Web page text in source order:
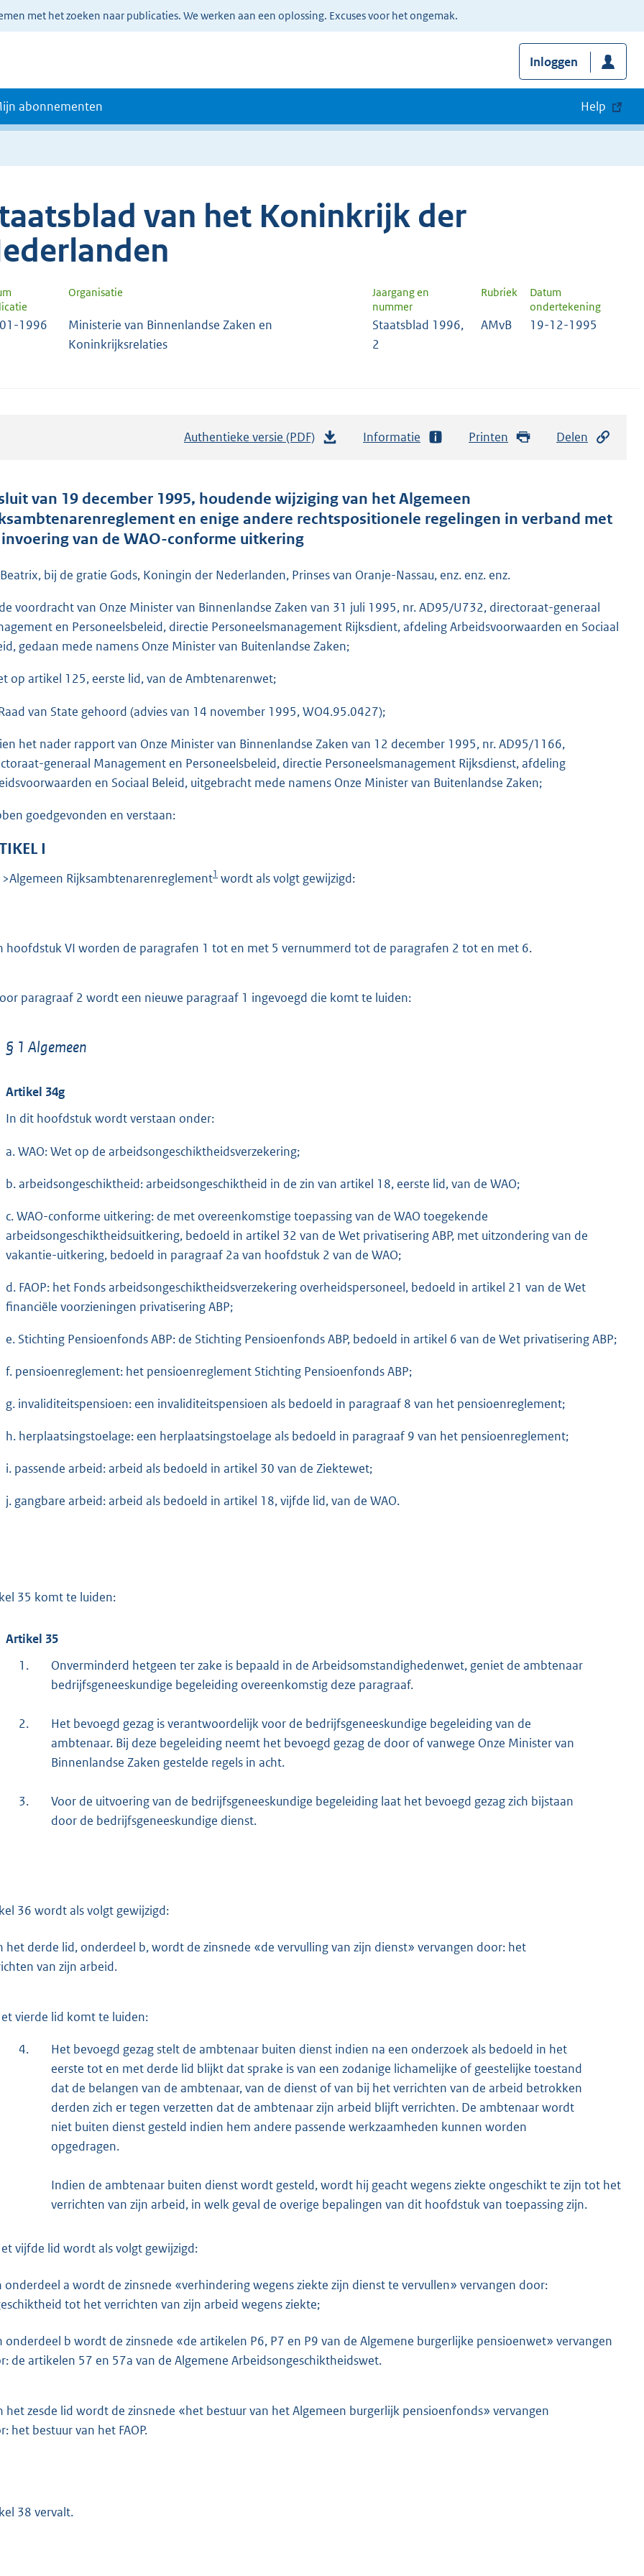
met het zoeken naar publicaties. We werken aan een oplossing. Excuses voor het ongemak.
Inloggen
abonnementen Help
van het Koninkrijk der
Organisatie
Jaargang en
nummer
Rubriek
Datum
ondertekening
1996
Ministerie van Binnenlandse Zaken en
Koninkrijksrelaties
Staatsblad 1996,
2
AMvB 19-12-1995
Authentieke versie (PDF)
t
a
s
r
o
o
e
1
1
8
Informatie Printen Delen
van 19 december 1995, houdende wijziging van het Algemeen
en enige andere rechtspositionele regelingen in verband met
van de WAO-conforme uitkering
bij de gratie Gods, Koningin der Nederlanden, Prinses van Oranje-Nassau, enz. enz. enz.
voordracht van Onze Minister van Binnenlandse Zaken van 31 juli 1995, nr. AD95/U732, directoraat-generaal
en Personeelsbeleid, directie Personeelsmanagement Rijksdient, afdeling Arbeidsvoorwaarden en Sociaal
gedaan mede namens Onze Minister van Buitenlandse Zaken;
op artikel 125, eerste lid, van de Ambtenarenwet;
van State gehoord (advies van 14 november 1995, WO4.95.0427);
het nader rapport van Onze Minister van Binnenlandse Zaken van 12 december 1995, nr. AD95/1166,
generaal Management en Personeelsbeleid, directie Personeelsmanagement Rijksdienst, afdeling
en Sociaal Beleid, uitgebracht mede namens Onze Minister van Buitenlandse Zaken;
goedgevonden en verstaan:
I
Rijksambtenarenreglement1 wordt als volgt gewijzigd:
hoofdstuk VI worden de paragrafen 1 tot en met 5 vernummerd tot de paragrafen 2 tot en met 6.
paragraaf 2 wordt een nieuwe paragraaf 1 ingevoegd die komt te luiden:
§ 1 Algemeen
Artikel 34g
In dit hoofdstuk wordt verstaan onder:
a. WAO: Wet op de arbeidsongeschiktheidsverzekering;
b. arbeidsongeschiktheid: arbeidsongeschiktheid in de zin van artikel 18, eerste lid, van de WAO;
c. WAO-conforme uitkering: de met overeenkomstige toepassing van de WAO toegekende
arbeidsongeschiktheidsuitkering, bedoeld in artikel 32 van de Wet privatisering ABP, met uitzondering van de
vakantie-uitkering, bedoeld in paragraaf 2a van hoofdstuk 2 van de WAO;
d. FAOP: het Fonds arbeidsongeschiktheidsverzekering overheidspersoneel, bedoeld in artikel 21 van de Wet
financiële voorzieningen privatisering ABP;
e. Stichting Pensioenfonds ABP: de Stichting Pensioenfonds ABP, bedoeld in artikel 6 van de Wet privatisering ABP;
f. pensioenreglement: het pensioenreglement Stichting Pensioenfonds ABP;
g. invaliditeitspensioen: een invaliditeitspensioen als bedoeld in paragraaf 8 van het pensioenreglement;
h. herplaatsingstoelage: een herplaatsingstoelage als bedoeld in paragraaf 9 van het pensioenreglement;
i. passende arbeid: arbeid als bedoeld in artikel 30 van de Ziektewet;
j. gangbare arbeid: arbeid als bedoeld in artikel 18, vijfde lid, van de WAO.
35 komt te luiden:
Artikel 35
1.
Onverminderd hetgeen ter zake is bepaald in de Arbeidsomstandighedenwet, geniet de ambtenaar
bedrijfsgeneeskundige begeleiding overeenkomstig deze paragraaf.
2.
Het bevoegd gezag is verantwoordelijk voor de bedrijfsgeneeskundige begeleiding van de
ambtenaar. Bij deze begeleiding neemt het bevoegd gezag de door of vanwege Onze Minister van
Binnenlandse Zaken gestelde regels in acht.
3.
Voor de uitvoering van de bedrijfsgeneeskundige begeleiding laat het bevoegd gezag zich bijstaan
door de bedrijfsgeneeskundige dienst.
36 wordt als volgt gewijzigd:
het derde lid, onderdeel b, wordt de zinsnede «de vervulling van zijn dienst» vervangen door: het
van zijn arbeid.
vierde lid komt te luiden:
4.
Het bevoegd gezag stelt de ambtenaar buiten dienst indien na een onderzoek als bedoeld in het
eerste tot en met derde lid blijkt dat sprake is van een zodanige lichamelijke of geestelijke toestand
dat de belangen van de ambtenaar, van de dienst of van bij het verrichten van de arbeid betrokken
derden zich er tegen verzetten dat de ambtenaar zijn arbeid blijft verrichten. De ambtenaar wordt
niet buiten dienst gesteld indien hem andere passende werkzaamheden kunnen worden
opgedragen.
Indien de ambtenaar buiten dienst wordt gesteld, wordt hij geacht wegens ziekte ongeschikt te zijn tot het
verrichten van zijn arbeid, in welk geval de overige bepalingen van dit hoofdstuk van toepassing zijn.
vijfde lid wordt als volgt gewijzigd:
onderdeel a wordt de zinsnede «verhindering wegens ziekte zijn dienst te vervullen» vervangen door:
tot het verrichten van zijn arbeid wegens ziekte;
onderdeel b wordt de zinsnede «de artikelen P6, P7 en P9 van de Algemene burgerlijke pensioenwet» vervangen
de artikelen 57 en 57a van de Algemene Arbeidsongeschiktheidswet.
het zesde lid wordt de zinsnede «het bestuur van het Algemeen burgerlijk pensioenfonds» vervangen
het bestuur van het FAOP.
38 vervalt.